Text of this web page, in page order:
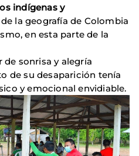
indígenas y
la geografía de Colombia
en esta parte de la
de sonrisa y alegría
de su desaparición tenía
y emocional envidiable.